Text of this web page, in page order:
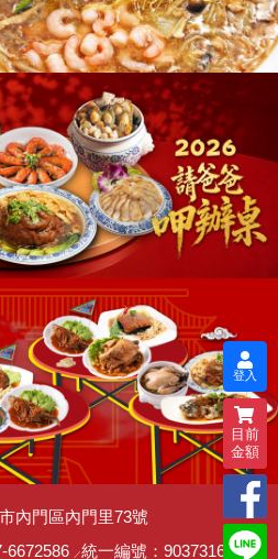
內門區內門里73號
6672586 ／統一編號：90373162
登入
目前
金額